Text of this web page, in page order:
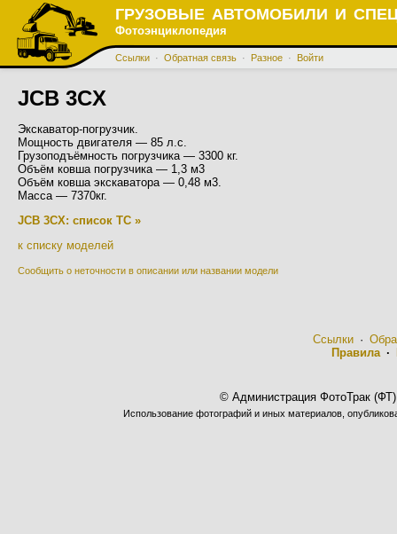
ГРУЗОВЫЕ АВТОМОБИЛИ И
Фотоэнциклопедия
Ссылки · Обратная связь · Разное · Войти
JCB 3CX
Экскаватор-погрузчик.
Мощность двигателя — 85 л.с.
Грузоподъёмность погрузчика — 3300 кг.
Объём ковша погрузчика — 1,3 м3
Объём ковша экскаватора — 0,48 м3.
Масса — 7370кг.
JCB 3CX: список ТС »
к списку моделей
Сообщить о неточности в описании или названии модели
Ссылки·
Правила·
© Администрация ФотоТрак
Использование фотографий и иных материалов,